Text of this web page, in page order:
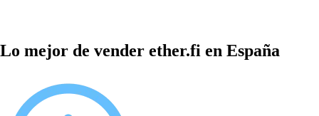
Lo mejor de vender ether.fi en España